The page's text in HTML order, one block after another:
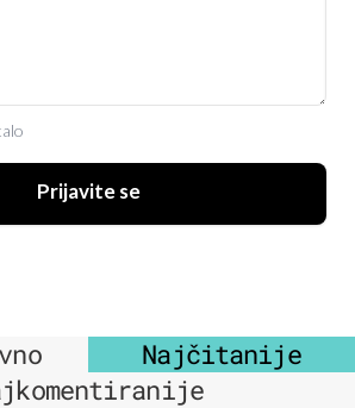
Prijavite se
Najčitanije